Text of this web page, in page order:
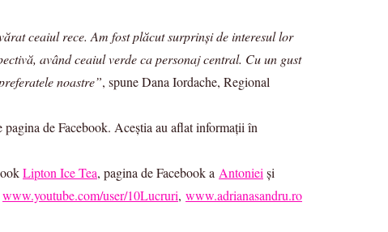
ceaiul rece. Am fost plăcut surprinși de interesul lor
având ceaiul verde ca personaj central. Cu un gust
noastre”, spune Dana Iordache, Regional
de Facebook. Aceștia au aflat informații în
Lipton Ice Tea, pagina de Facebook a Antoniei și
www.youtube.com/user/10Lucruri, www.adrianasandru.ro